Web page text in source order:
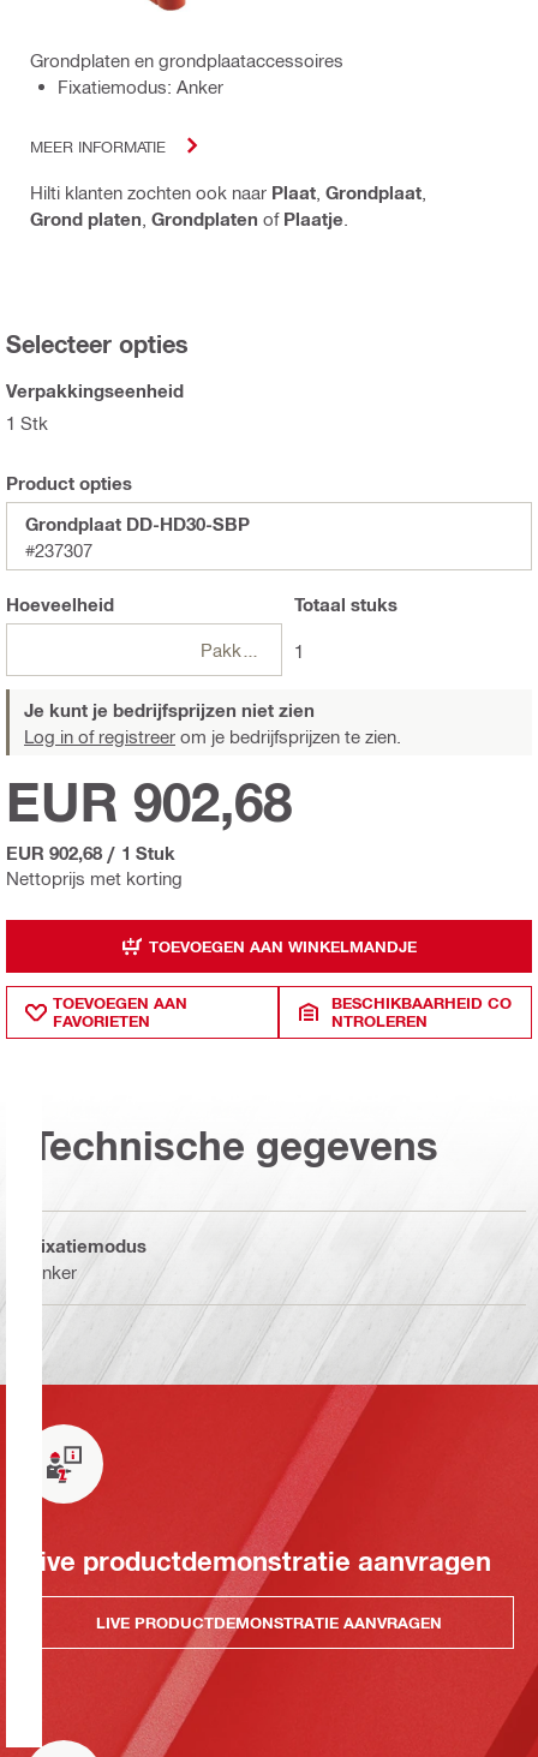
Grondplaten en grondplaataccessoires
Fixatiemodus: Anker
MEER INFORMATIE
Hilti klanten zochten ook naar Plaat Grondplaat
Grond platen Grondplaten of Plaatje
Selecteer opties
Verpakkingseenheid
1 Stk
Product opties
Grondplaat DD-HD30-SBP
#237307
Hoeveelheid
Pakketten
Totaal stuks
1
Je kunt je bedrijfsprijzen niet zien
Log in of registreer om je bedrijfsprijzen te zien.
Nettoprijs met korting
EUR 902,68
EUR 902,68 / 1 Stuk
TOEVOEGEN AAN WINKELMANDJE
TOEVOEGEN AAN
FAVORIETEN
BESCHIKBAARHEID CO
NTROLEREN
Technische gegevens
Fixatiemodus
Anker
Live productdemonstratie aanvragen
LIVE PRODUCTDEMONSTRATIE AANVRAGEN